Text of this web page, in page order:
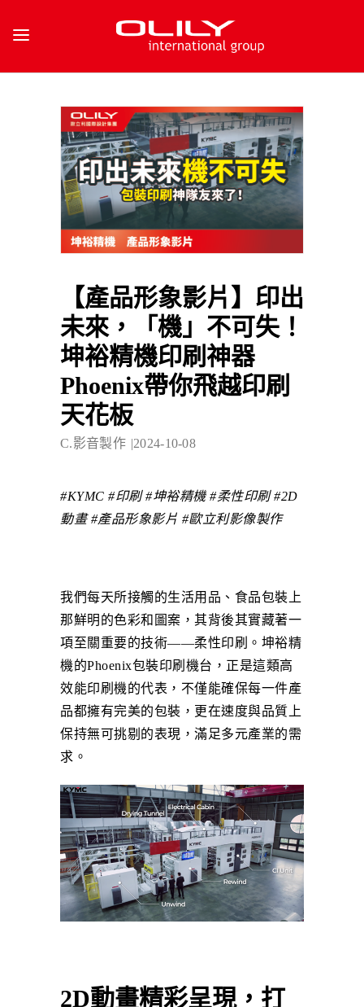
【產品形象影片】印出
未來，「機」不可失！
坤裕精機印刷神器
Phoenix帶你飛越印刷
天花板
C.影音製作 2024-10-08
#KYMC #印刷 #坤裕精機 #柔性印刷 #2D
動畫 #產品形象影片 #歐立利影像製作
我們每天所接觸的生活用品、食品包裝上
那鮮明的色彩和圖案，其背後其實藏著一
項至關重要的技術——柔性印刷。坤裕精
機的Phoenix包裝印刷機台，正是這類高
效能印刷機的代表，不僅能確保每一件產
品都擁有完美的包裝，更在速度與品質上
保持無可挑剔的表現，滿足多元產業的需
求。
2D動畫精彩呈現，打